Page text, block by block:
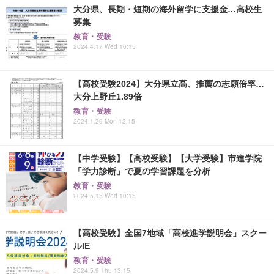
大分県、長期・短期の海外留学に支援金…高校生
募集
教育・受験
2024.4.17 Wed 16:15
【高校受験2024】大分県立高、推薦の志願倍率…
大分上野丘1.89倍
教育・受験
2024.1.29 Mon 12:15
【中学受験】【高校受験】【大学受験】市進学院
「学力診断」で夏の学習課題を分析
教育・受験
2024.5.15 Wed 10:15
【高校受験】全国7地域「高校進学説明会」スクー
ルIE
教育・受験
2024.5.9 Thu 13:15